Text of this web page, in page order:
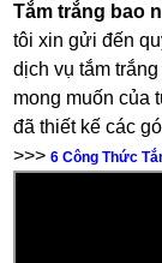
Tắm trắng bao
tôi xin gửi đến
dịch vụ tắm
mong muốn của
đã thiết kế các
>>>6 Công Thức